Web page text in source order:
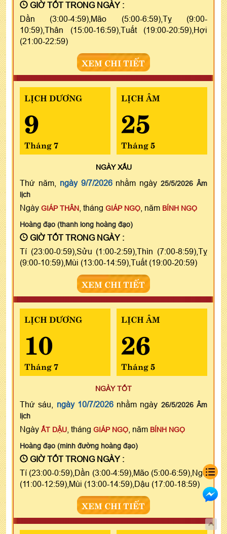
GIỜ TỐT TRONG NGÀY :
Dần (3:00-4:59),Mão (5:00-6:59),Tỵ (9:00-
10:59),Thân (15:00-16:59),Tuất (19:00-20:59),Hợi
(21:00-22:59)
XEM CHI TIẾT
LỊCH DƯƠNG
9
Tháng 7
LỊCH ÂM
25
Tháng 5
NGÀYXẤU
Thứ năm, ngày 9/7/2026nhằm ngày25/5/2026 Âm
lịch
Ngày GIÁP THÂN , tháng GIÁP NGỌ , năm BÍNH NGỌ
Hoàng đạo (thanh long hoàng đạo)
GIỜ TỐT TRONG NGÀY :
Tí (23:00-0:59),Sửu (1:00-2:59),Thìn (7:00-8:59),Tỵ
(9:00-10:59),Mùi (13:00-14:59),Tuất (19:00-20:59)
XEM CHI TIẾT
LỊCH DƯƠNG
10
Tháng 7
LỊCH ÂM
26
Tháng 5
NGÀY TỐT
Thứ sáu, ngày 10/7/2026nhằm ngày 26/5/2026 Âm
lịch
Ngày ẤT DẬU , tháng GIÁP NGỌ , năm BÍNH NGỌ
Hoàng đạo (minh đường hoàng đạo)
GIỜ TỐT TRONG NGÀY :
Tí (23:00-0:59),Dần (3:00-4:59),Mão (5:00-6:59),Ngọ
(11:00-12:59),Mùi (13:00-14:59),Dậu (17:00-18:59)
XEM CHI TIẾT